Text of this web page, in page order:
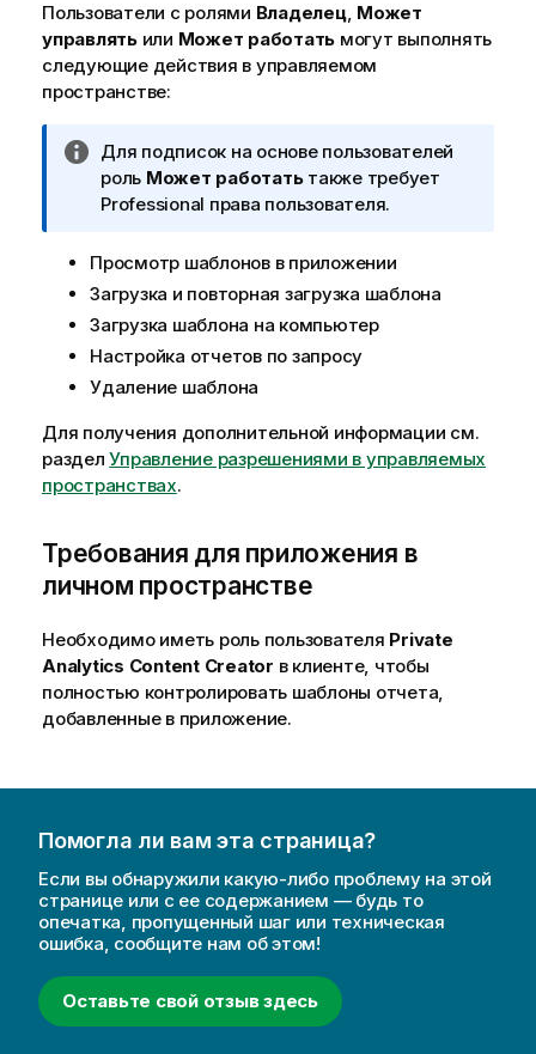
Пользователи с ролями Владелец, Может
управлятьили Может работать могут выполнять
следующие действия в управляемом
пространстве:
П
р
и
е
н
и
е
и
н
ф
р
а
и
и
Для подписок на основе пользователей
роль Может работатьтакже требует
Professional права пользователя.
Просмотр шаблонов в приложении
Загрузка и повторная загрузка шаблона
Загрузка шаблона на компьютер
Настройка отчетов по запросу
Удаление шаблона
Для получения дополнительной информации см.
разделУправление разрешениями в управляемых
пространствах.
Требования для приложения в
личном пространстве
Необходимо иметь роль пользователя Private
Analytics Content Creator в клиенте, чтобы
полностью контролировать шаблоны отчета,
добавленные в приложение.
Помогла ли вам эта страница?
Если вы обнаружили какую-либо проблему на этой
странице или с ее содержанием — будь то
опечатка, пропущенный шаг или техническая
ошибка, сообщите нам об этом!
Оставьте свой отзыв здесь